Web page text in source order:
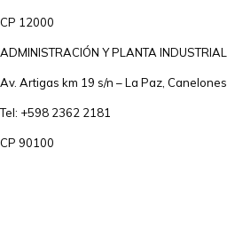
CP 12000
ADMINISTRACIÓN Y PLANTA INDUSTRIAL
Av. Artigas km 19 s/n – La Paz, Canelones
Tel: +598 2362 2181
CP 90100